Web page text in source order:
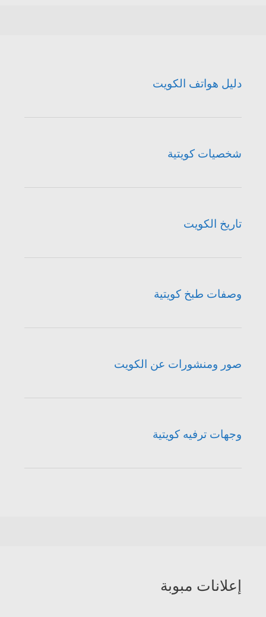
دليل هواتف الكويت
شخصيات كويتية
تاريخ الكويت
وصفات طبخ كويتية
صور ومنشورات عن الكويت
وجهات ترفيه كويتية
إعلانات مبوبة